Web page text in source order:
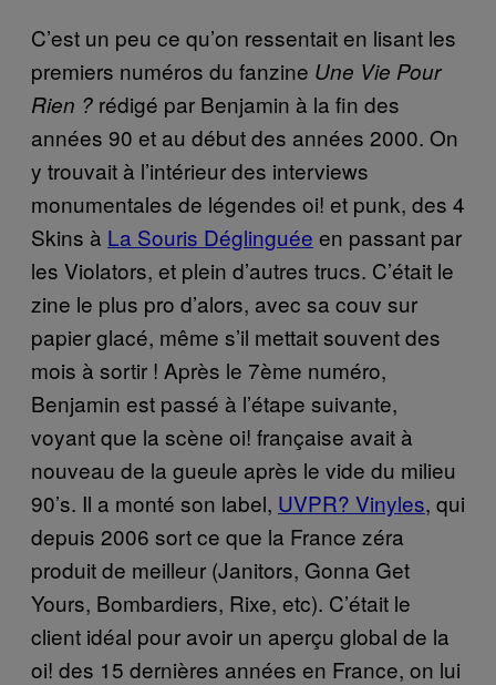
C’est un peu ce qu’on ressentait en lisant les
premiers numéros du fanzine Une Vie Pour
Rien ? rédigé par Benjamin à la fin des
années 90 et au début des années 2000. On
y trouvait à l’intérieur des interviews
monumentales de légendes oi! et punk, des 4
Skins à La Souris Déglinguée en passant par
les Violators, et plein d’autres trucs. C’était le
zine le plus pro d’alors, avec sa couv sur
papier glacé, même s’il mettait souvent des
mois à sortir ! Après le 7ème numéro,
Benjamin est passé à l’étape suivante,
voyant que la scène oi! française avait à
nouveau de la gueule après le vide du milieu
90’s. Il a monté son label, UVPR? Vinyles, qui
depuis 2006 sort ce que la France zéra
produit de meilleur (Janitors, Gonna Get
Yours, Bombardiers, Rixe, etc). C’était le
client idéal pour avoir un aperçu global de la
oi! des 15 dernières années en France, on lui